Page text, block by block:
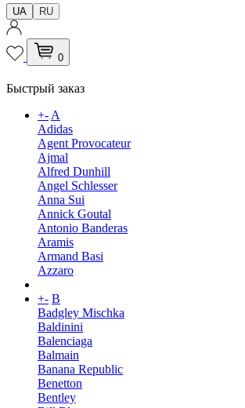
UA RU
0
Быстрый заказ
+-A
Adidas
Agent Provocateur
Ajmal
Alfred Dunhill
Angel Schlesser
Anna Sui
Annick Goutal
Antonio Banderas
Aramis
Armand Basi
Azzaro
+- B
Badgley Mischka
Baldinini
Balenciaga
Balmain
Banana Republic
Benetton
Bentley